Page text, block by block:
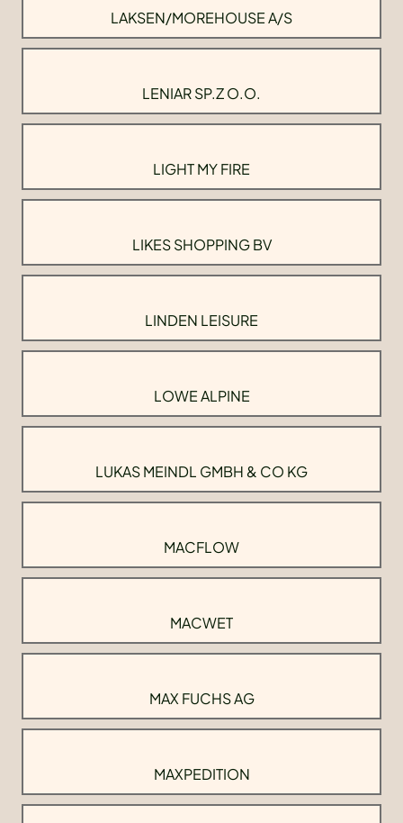
LAKSEN/MOREHOUSE A/S
LENIAR SP.Z O.O.
LIGHT MY FIRE
LIKES SHOPPING BV
LINDEN LEISURE
LOWE ALPINE
LUKAS MEINDL GMBH & CO KG
MACFLOW
MACWET
MAX FUCHS AG
MAXPEDITION